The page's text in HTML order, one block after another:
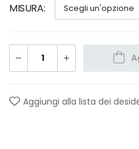
MISURA
Aggiungi alla lista dei